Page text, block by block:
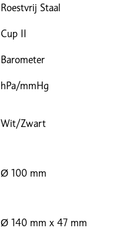
Roestvrij Staal
Cup II
Barometer
hPa/mmHg
Wit/Zwart
Ø 100 mm
Ø 140 mm x 47 mm